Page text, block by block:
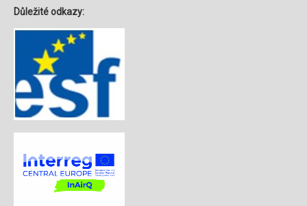
Důležité odkazy: